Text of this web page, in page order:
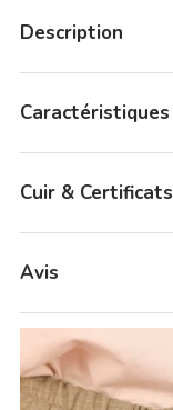
Description
Caractéristiques
Cuir & Certificats
Avis